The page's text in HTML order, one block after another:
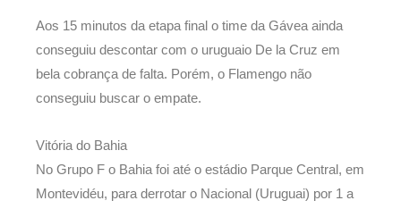
Aos 15 minutos da etapa final o time da Gávea ainda
conseguiu descontar com o uruguaio De la Cruz em
bela cobrança de falta. Porém, o Flamengo não
conseguiu buscar o empate.
Vitória do Bahia
No Grupo F o Bahia foi até o estádio Parque Central, em
Montevidéu, para derrotar o Nacional (Uruguai) por 1 a